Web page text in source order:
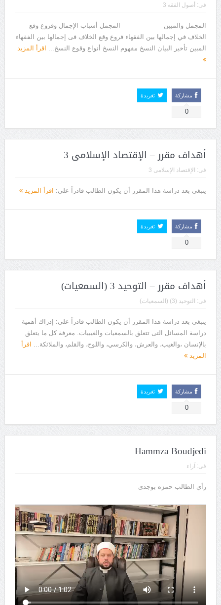
فى: أصول الفقه 3
المجمل والمبين المجمل أسباب الإجمال وفروع وقع
الخلاف في إجمالها بين الفقهاء فروع وقع الخلاف فى إجمالها بين الفقهاء
المبين تأخير البيان النسخ مفهوم النسخ أنواع وقوع النسخ... اقرأ المزيد
مشاركة
0
تغريدة
أهداف مقرر – الإقتصاد الإسلامى 3
فى: الإقتصاد الإسلامى 3
ينبغي بعد دراسة هذا المقرر أن يكون الطالب قادراً على: اقرأ المزيد
مشاركة
0
تغريدة
أهداف مقرر – التوحيد 3 (السمعيات)
فى: التوحيد (3) (السمعيات)
ينبغي بعد دراسة هذا المقرر أن يكون الطالب قادراً على: إدراك أهمية
دراسة المسائل التى تتعلق بالسمعيات والغيبيات. معرفة كل ما يتعلق
بالإنسان ،والغيب، والعرش، والكرسي، واللوح، والقلم، والملائكة... اقرأ
المزيد
مشاركة
0
تغريدة
Hammza Boudjedi
فى: آراء
رأي الطالب حمزه بوجدى